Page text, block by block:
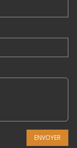
ENVOYER